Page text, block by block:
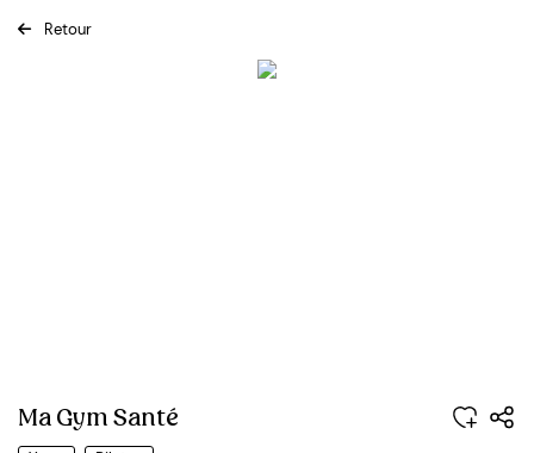
Retour
Ma Gym Santé